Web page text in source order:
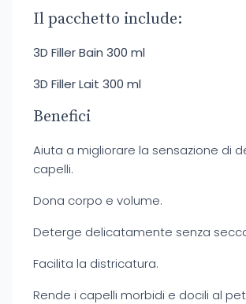
Il pacchetto include:
3D Filler Bain 300 ml
3D Filler Lait 300 ml
Benefici
Aiuta a migliorare la sensazione di
capelli.
Dona corpo e volume.
Deterge delicatamente senza
Facilita la districatura.
Rende i capelli morbidi e docili al